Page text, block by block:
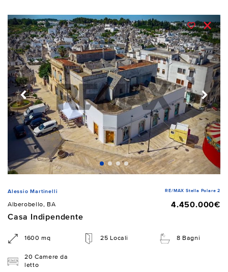
Alessio Martinelli RE/MAX Stella Polare 2
Alberobello, BA
4.450.000€
Casa Indipendente
1600 mq 25 Locali 8 Bagni
20 Camere da
letto